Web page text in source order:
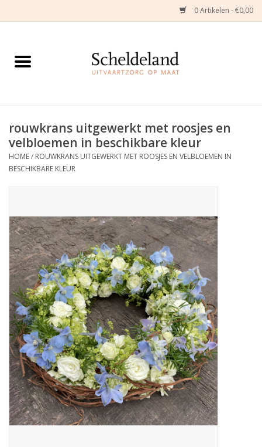
0 Artikelen - €0,00
Home
Herinneringsjuwelen
Zijden Bloemstukken
Bloemenabonnement
Kleine asdragers
Grafdecoratie
Naar website SCHELDE.LAND
rouwkrans uitgewerkt met roosjes en
velbloemen in beschikbare kleur
HOME/ ROUWKRANS UITGEWERKT MET ROOSJES EN VELBLOEMEN IN
BESCHIKBARE KLEUR